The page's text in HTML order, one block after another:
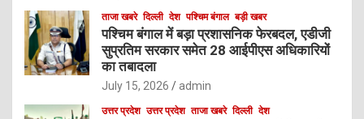
ताजा खबरे दिल्ली देश पश्चिम बंगाल बड़ी खबर
पश्चिम बंगाल में बड़ा प्रशासनिक फेरबदल, एडीजी
सुप्रतिम सरकार समेत 28 आईपीएस अधिकारियों
का तबादला
July 15, 2026 admin
उत्तर प्रदेश उत्तर प्रदेश ताजा खबरे दिल्ली देश